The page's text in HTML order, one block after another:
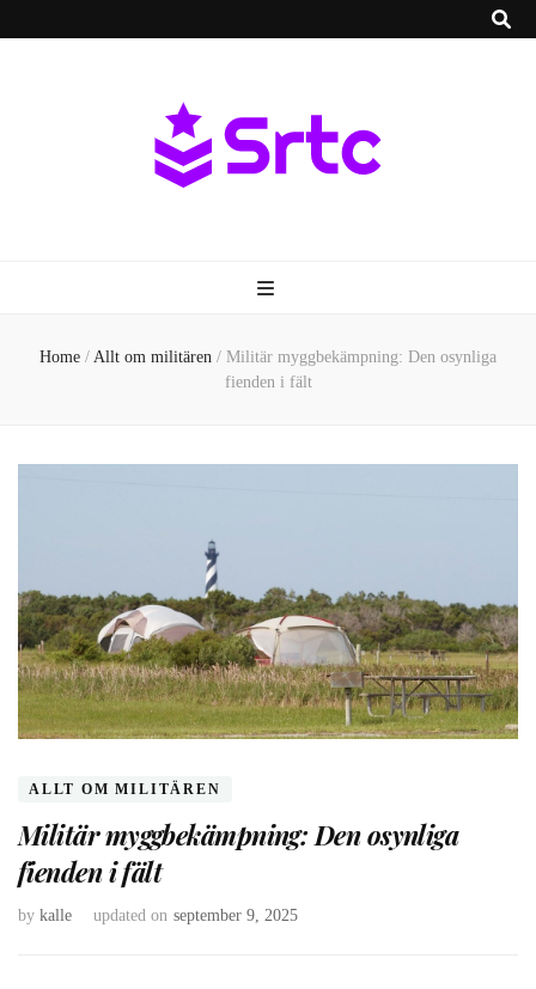
Home / Allt om militären / Militär myggbekämpning: Den osynliga
fienden i fält
ALLT OM MILITÄREN
Militär myggbekämpning: Den osynliga
fienden i fält
by kalle updated on september 9, 2025